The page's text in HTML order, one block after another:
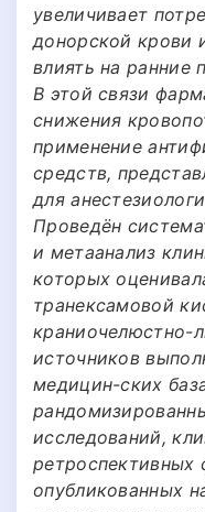
увеличивает
донорской крови
влиять на ранние
В этой связи
снижения
применение
средств,
для
Проведён
и метаанализ
которых
транексамовой
краниочелюстно-
источников
медицин-ских
исследований,
ретроспективных
опубликованных